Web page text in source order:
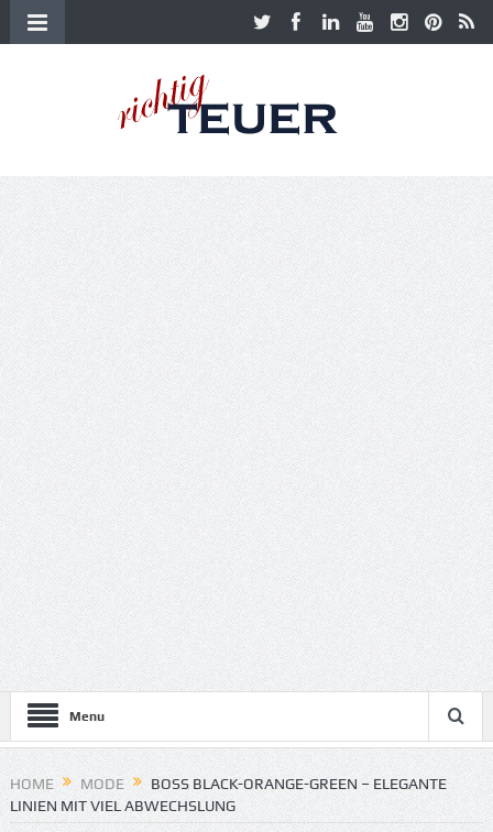
Menu
HOME MODE
BOSS BLACK-ORANGE-GREEN – ELEGANTE
LINIEN MIT VIEL ABWECHSLUNG